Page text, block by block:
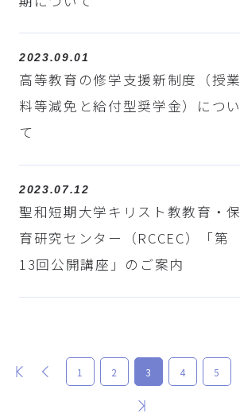
2023.09.01
高等教育の修学支援新制度（授業
料等減免と給付型奨学金）につい
て
2023.07.12
聖和短期大学キリスト教教育・保
育研究センター（RCCEC）「第
13回公開講座」のご案内
最初 前 1 2 3 4 5
最後